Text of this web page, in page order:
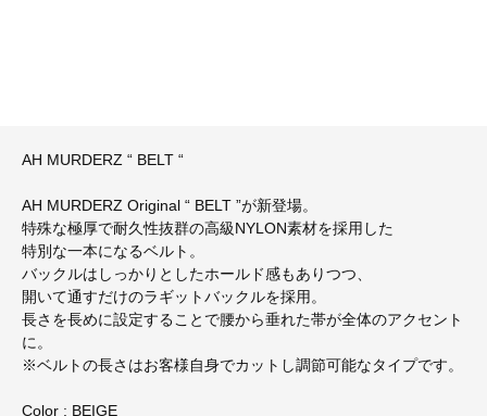
AH MURDERZ “ BELT “
AH MURDERZ Original “ BELT ”が新登場。
特殊な極厚で耐久性抜群の高級NYLON素材を採用した
特別な一本になるベルト。
バックルはしっかりとしたホールド感もありつつ、
開いて通すだけのラギットバックルを採用。
長さを長めに設定することで腰から垂れた帯が全体のアクセント
に。
※ベルトの長さはお客様自身でカットし調節可能なタイプです。
Color : BEIGE